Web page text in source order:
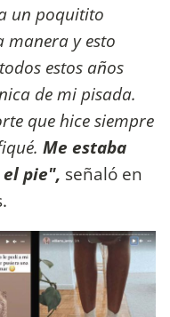
un poquitito
y esto
estos años
de mi pisada.
que hice siempre
Me estaba
pie", señaló en